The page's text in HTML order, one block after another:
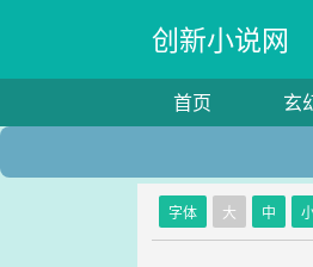
创新小说网
首页 玄
字体 大 中